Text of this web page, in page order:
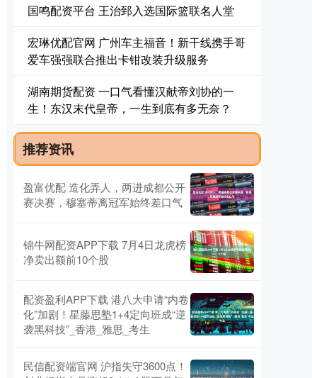
国鸣配资平台 王治郅入选国际篮联名人堂
宏琳优配官网 广州车主福音！新干线携手哥
爱车强强联合推出卡钳改装升级服务
湖南期货配资 一口气看懂汉献帝刘协的一
生！东汉末代皇帝，一生到底有多无奈？
推荐资讯
盈富优配 造化弄人，两进成都公开
赛决赛，穆塞蒂离冠军始终差口气
锦牛网配资APP下载 7月4日龙虎榜
净卖出额前10个股
配资盈利APP下载 港八大申请“内卷
化”加剧！星藤思塾1+4定向班成“逆
袭黑科技”_香港_雅思_考生
民信配资端官网 沪指失守3600点！